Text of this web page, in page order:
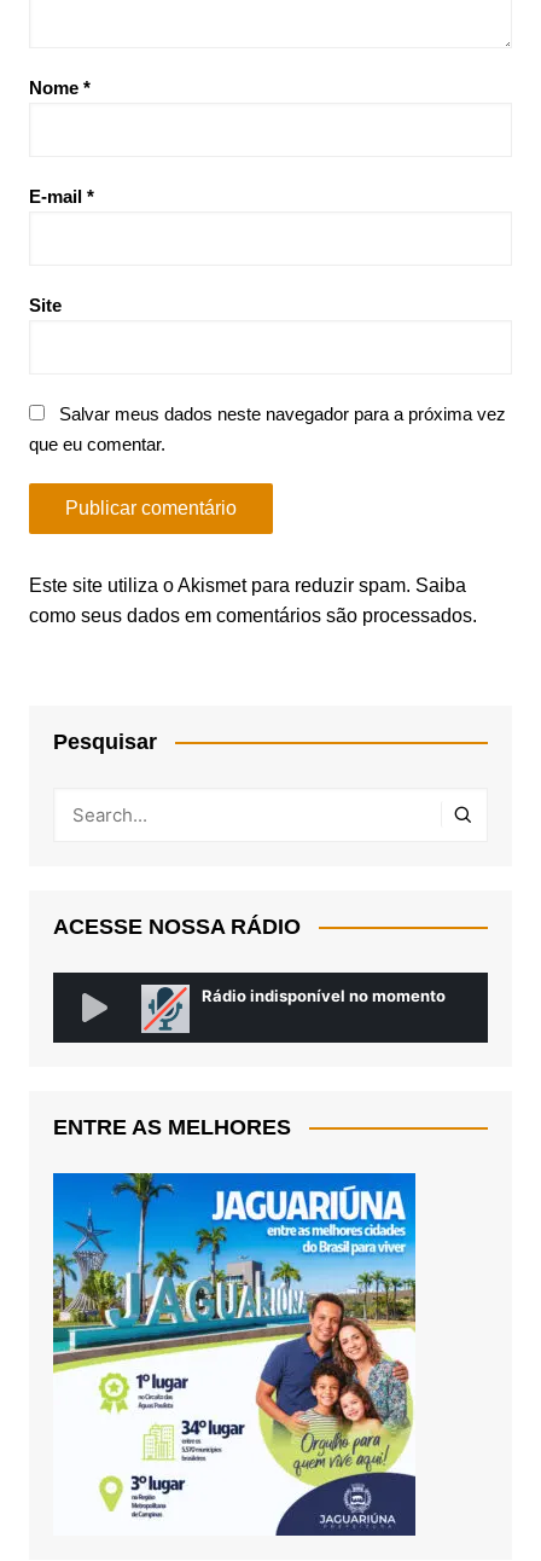
Nome *
E-mail *
Site
Salvar meus dados neste navegador para a próxima vez
que eu comentar.
Este site utiliza o Akismet para reduzir spam. Saiba
como seus dados em comentários são processados.
Pesquisar
ACESSE NOSSA RÁDIO
ENTRE AS MELHORES